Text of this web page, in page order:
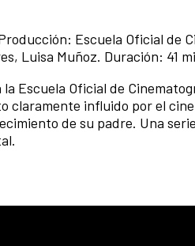
Escuela Oficial de
Luisa Muñoz. Duración: 41
Escuela Oficial de
claramente influido por el
de su padre. Una